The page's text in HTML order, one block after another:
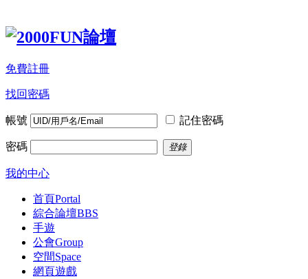
免費註冊
找回密碼
帳號 記住密碼
密碼 登錄
我的中心
首頁Portal
綜合論壇BBS
手遊
公會Group
空間Space
網頁遊戲